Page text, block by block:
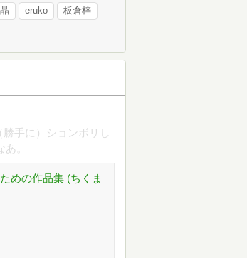
eruko 板倉梓
手に）ションボリし
。
めの作品集 (ちくま